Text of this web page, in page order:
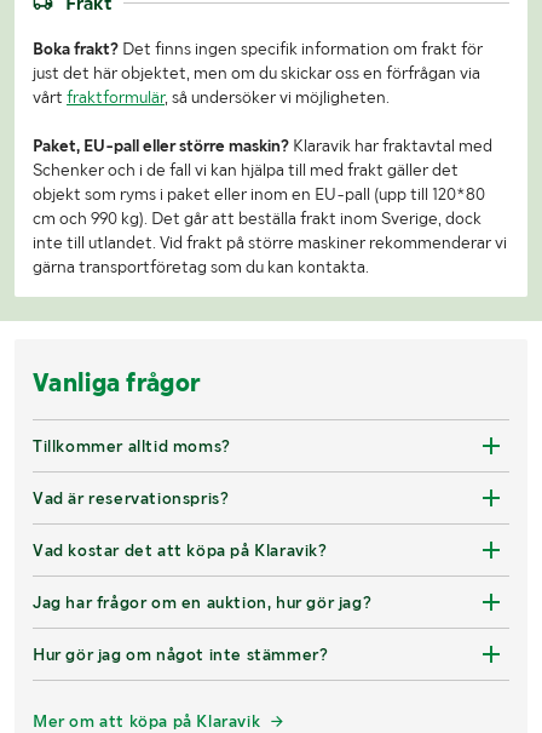
Boka frakt? Det finns ingen specifik information om frakt för
just det här objektet, men om du skickar oss en förfrågan via
vårt fraktformulär, så undersöker vi möjligheten.
Paket, EU-pall eller större maskin? Klaravik har fraktavtal med
Schenker och i de fall vi kan hjälpa till med frakt gäller det
objekt som ryms i paket eller inom en EU-pall (upp till 120*80
cm och 990 kg). Det går att beställa frakt inom Sverige, dock
inte till utlandet. Vid frakt på större maskiner rekommenderar vi
gärna transportföretag som du kan kontakta.
Vanliga frågor
Tillkommer alltid moms?
Vad är reservationspris?
Vad kostar det att köpa på Klaravik?
Jag har frågor om en auktion, hur gör jag?
Hur gör jag om något inte stämmer?
Mer om att köpa på Klaravik